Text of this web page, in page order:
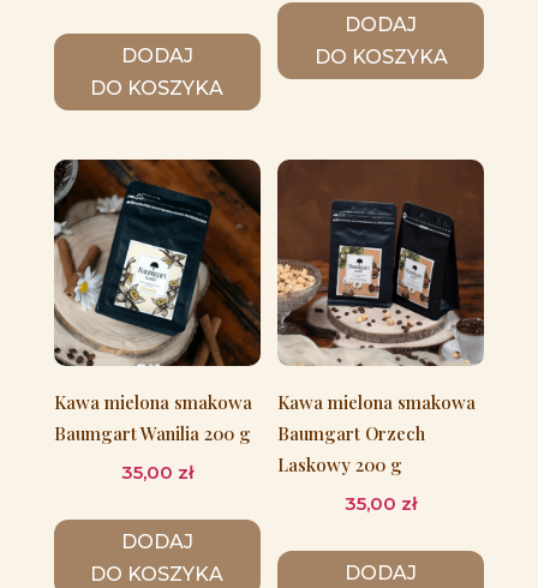
DODAJ
DO KOSZYKA
DODAJ
DO KOSZYKA
Kawa mielona smakowa
Baumgart Wanilia 200 g
35,00 zł
DODAJ
DO KOSZYKA
Kawa mielona smakowa
Baumgart Orzech
Laskowy 200 g
35,00 zł
DODAJ